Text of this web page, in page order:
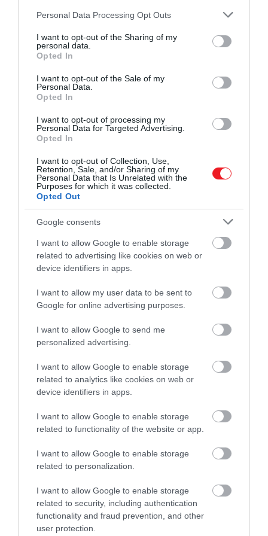
Please note that this website/app uses one or more Google
not limited to your visit or usage behaviour. You may click to
grant or deny consent to Google and its third-party tags to
use your data for below specified purposes in below Google
consent section.
Personal Data Processing Opt Outs
I want to opt-out of the Sharing of my
personal data.
Opted In
I want to opt-out of the Sale of my
Personal Data.
Opted In
I want to opt-out of processing my
Personal Data for Targeted Advertising.
Opted In
I want to opt-out of Collection, Use,
Retention, Sale, and/or Sharing of my
Personal Data that Is Unrelated with the
Purposes for which it was collected.
Opted Out
Google consents
I want to allow Google to enable storage
related to advertising like cookies on web or
device identifiers in apps.
I want to allow my user data to be sent to
Google for online advertising purposes.
I want to allow Google to send me
personalized advertising.
I want to allow Google to enable storage
related to analytics like cookies on web or
device identifiers in apps.
I want to allow Google to enable storage
related to functionality of the website or app.
I want to allow Google to enable storage
related to personalization.
I want to allow Google to enable storage
related to security, including authentication
functionality and fraud prevention, and other
user protection.
rituális cselekvéseket. A karácsony előtti utolsó hét
időszaka volt, ekkor készültek a díszek, és ekkor
kezdték el sütni a kalácsok, sütemények egy részét.
Új év a templomban: miért ekkor
Frank Hammerschmidt/picture alliance via Getty
Images
Az egyházi év saját időszámítás szerint működik, és
nem január elsején, hanem advent első
vasárnapján indul a legtöbb történelmi keresztény
hagyományban. Ennek oka, hogy a liturgikus
az advent a„kezdet kezdete”, a megváltástörténet
első állomása. A korai keresztény hagyomány az
ünnepek ciklikus rendjében látta az év valódi ívét,
így természetes volt, hogy a karácsonyra való
Ezt is olvasd el!
Ünnepeld stílusosan az év végét! Íme a